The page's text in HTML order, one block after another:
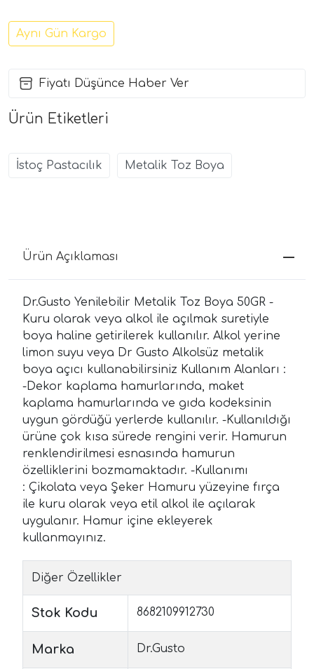
Aynı Gün Kargo
Fiyatı Düşünce Haber Ver
Ürün Etiketleri
İstoç Pastacılık Metalik Toz Boya
Ürün Açıklaması
Dr.Gusto Yenilebilir Metalik Toz Boya 50GR -
Kuru olarak veya alkol ile açılmak suretiyle
boya haline getirilerek kullanılır. Alkol yerine
limon suyu veya Dr Gusto Alkolsüz metalik
boya açıcı kullanabilirsiniz Kullanım Alanları :
-Dekor kaplama hamurlarında, maket
kaplama hamurlarında ve gıda kodeksinin
uygun gördüğü yerlerde kullanılır. -Kullanıldığı
ürüne çok kısa sürede rengini verir. Hamurun
renklendirilmesi esnasında hamurun
özelliklerini bozmamaktadır. -Kullanımı
: Çikolata veya Şeker Hamuru yüzeyine fırça
ile kuru olarak veya etil alkol ile açılarak
uygulanır. Hamur içine ekleyerek
kullanmayınız.
Diğer Özellikler
Stok Kodu 8682109912730
Marka Dr.Gusto